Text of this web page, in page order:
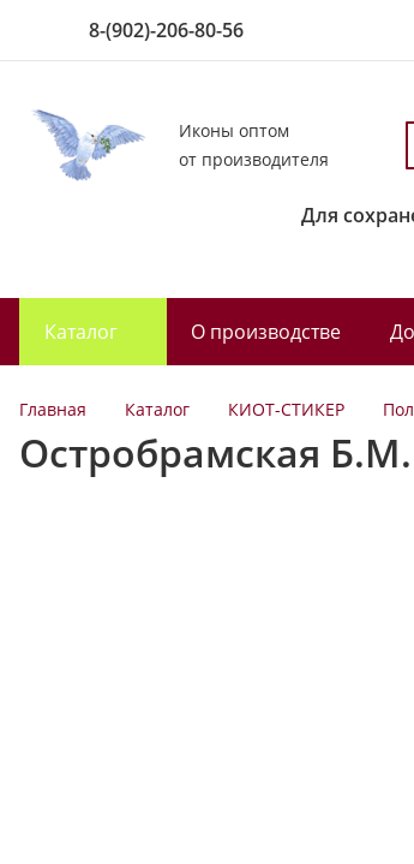
8-(902)-206-80-56
Иконы оптом
от производителя
о
с
к
а
а
Для
Каталог О производстве
Главная Каталог КИОТ-СТИКЕР
Остробрамская Б.М.